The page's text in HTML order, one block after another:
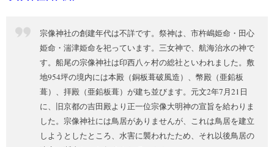
宗像神社の創建年代は不詳です。祭神は、市杵嶋姫命・田心
姫命・湍津姫命を祀っています。三女神で、航海治水の神で
す。船尾の宗像神社は印西八ヶ村の総社といわれました。敷
地954坪の境内には本殿（銅板葺破風造）、幣殿（亜鉛板
葺）、拝殿（亜鉛板葺）が建ち並びます。元文2年7月21日
に、旧京都の吉田殿より正一位宗像大明神の宣旨を給わりま
した。宗像神社には鳥居がありませんが、これは鳥居を建立
しようとしたところ、水害に襲われたため、それ以後鳥居の